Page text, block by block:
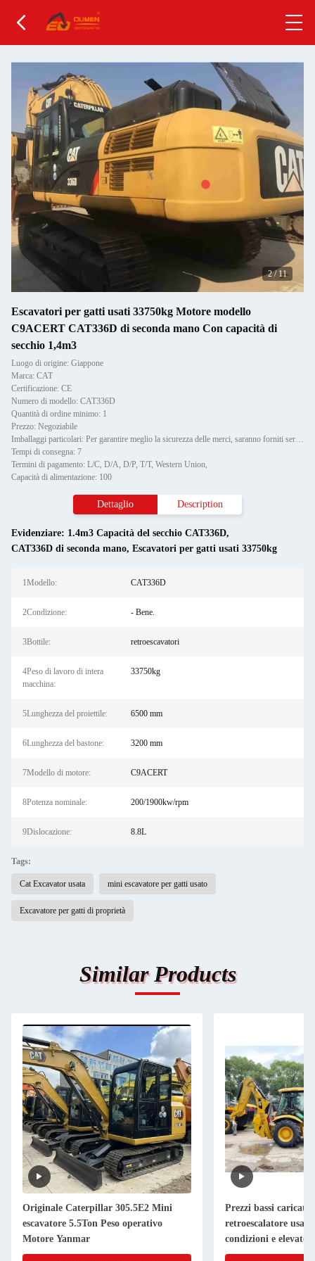
2/ 11
Escavatori per gatti usati 33750kg Motore modello
C9ACERT CAT336D di seconda mano Con capacità di
secchio 1,4m3
Luogo di origine: Giappone
Marca: CAT
Certificazione: CE
Numero di modello: CAT336D
Quantità di ordine minimo: 1
Prezzo: Negoziabile
Imballaggi particolari: Per garantire meglio la sicurezza delle merci, saranno forniti servizi di imballaggio professionali,
Tempi di consegna: 7
Termini di pagamento: L/C, D/A, D/P, T/T, Western Union,
Capacità di alimentazione: 100
Dettaglio Description
Evidenziare: 1.4m3 Capacità del secchio CAT336D,
CAT336D di seconda mano, Escavatori per gatti usati 33750kg
1Modello: CAT336D
2Condizione: - Bene.
3Bottile: retroescavatori
4Peso di lavoro di intera
macchina:
33750kg
5Lunghezza del proiettile: 6500 mm
6Lunghezza del bastone: 3200 mm
7Modello di motore: C9ACERT
8Potenza nominale: 200/1900kw/rpm
9Dislocazione: 8.8L
Tags:
Cat Excavator usata mini escavatore per gatti usato
Excavatore per gatti di proprietà
Similar Products
Originale Caterpillar 305.5E2 Mini
escavatore 5.5Ton Peso operativo
Motore Yanmar
Prezzi bassi
retroescalatore
condizioni e elevate